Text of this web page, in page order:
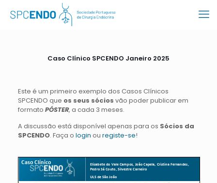
Caso Clínico SPCENDO Janeiro 2025
Este é um primeiro exemplo dos Casos Clínicos
SPCENDO que os seus sócios vão poder publicar em
formato PÓSTER, a cada 3 meses.
A discussão está disponível apenas para os Sócios da
SPCENDO. Faça o login ou registe-se!